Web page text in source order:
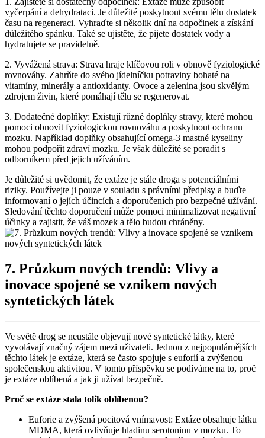
vyčerpání a dehydrataci. Je důležité poskytnout svému tělu dostatek
času na regeneraci. Vyhraďte si několik dní na odpočinek a získání
důležitého spánku. Také se ujistěte, že pijete dostatek vody a
hydratujete se pravidelně.
2. Vyvážená strava: Strava hraje klíčovou roli v obnově fyziologické
rovnováhy. Zahrňte do svého jídelníčku potraviny bohaté na
vitamíny, minerály a antioxidanty. Ovoce a zelenina jsou skvělým
zdrojem živin, které pomáhají tělu se regenerovat.
3. Dodatečné doplňky: Existují různé doplňky stravy, které mohou
pomoci obnovit fyziologickou rovnováhu a poskytnout ochranu
mozku. Například doplňky obsahující omega-3 mastné kyseliny
mohou podpořit zdraví mozku. Je však důležité se poradit s
odborníkem před jejich užíváním.
Je důležité si uvědomit, že extáze je stále droga s potenciálními
riziky. Používejte ji pouze v souladu s právními předpisy a buďte
informovaní o jejích účincích a doporučeních pro bezpečné užívání.
Sledování těchto doporučení může pomoci minimalizovat negativní
účinky a zajistit, že váš mozek a tělo budou chráněny.
7. Průzkum nových trendů: Vlivy a
inovace spojené se vznikem nových
syntetických látek
Ve světě drog se neustále objevují nové syntetické látky, které
vyvolávají značný zájem mezi uživateli. Jednou z nejpopulárnějších
těchto látek je extáze, která se často spojuje s euforií a zvýšenou
společenskou aktivitou. V tomto příspěvku se podíváme na to, proč
je extáze oblíbená a jak ji užívat bezpečně.
Proč se extáze stala tolik oblíbenou?
Euforie a zvýšená pocitová vnímavost: Extáze obsahuje látku
MDMA, která ovlivňuje hladinu serotoninu v mozku. To